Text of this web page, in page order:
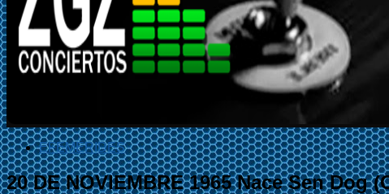
EFEMÉRIDES
20 DE NOVIEMBRE 1965 Nace Sen Dog